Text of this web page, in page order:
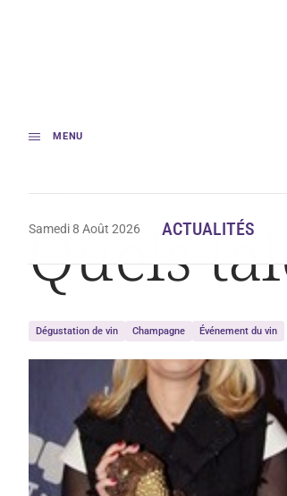
MENU
Samedi 8 Août 2026 ACTUALITÉS
Accueil Quels talents, ces Champenois !
Quels
Dégustation de vin Champagne Événement du vin